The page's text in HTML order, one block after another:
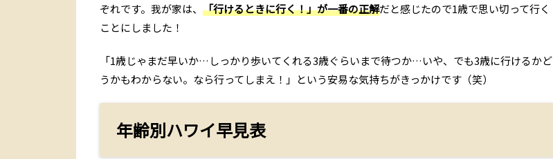
ぞれです。我が家は、 「行けるときに行く！」が一番の正解だと感じたので1歳で思い切って行く
ことにしました！
「1歳じゃまだ早いか…しっかり歩いてくれる3歳ぐらいまで待つか…いや、でも3歳に行けるかど
うかもわからない。なら行ってしまえ！」という安易な気持ちがきっかけです（笑）
年齢別ハワイ早見表